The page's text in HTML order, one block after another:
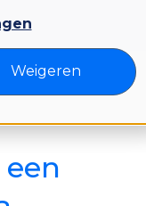
Weigeren